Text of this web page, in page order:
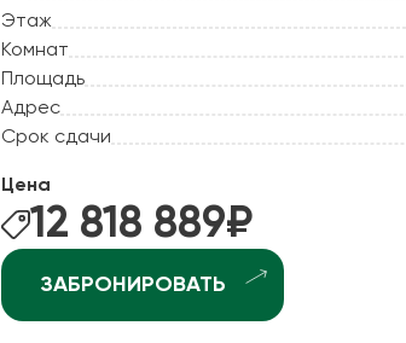
Рассрочка
Отдай старое - построй новое
Ипотека +
Этаж
Комнат
Площадь
Адрес
Срок сдачи
Цена
12 818 889₽
ЗАБРОНИРОВАТЬ